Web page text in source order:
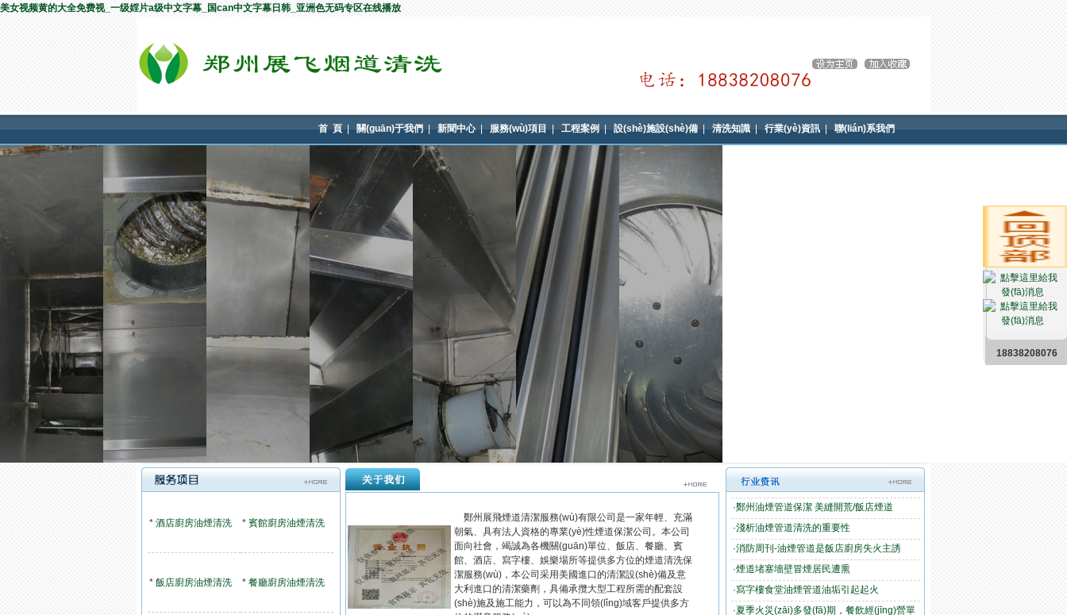
美女视频黄的大全免费视_一级婬片a级中文字幕_国can中文字幕日韩_亚洲色无码专区在线播放
首 頁 | 關(guān)于我們 | 新聞中心 | 服務(wù)項目 | 工程案例 | 設(shè)施設(shè)備 | 清洗知識 | 行業(yè)資訊 | 聯(lián)系我們
* 酒店廚房油煙清洗 * 賓館廚房油煙清洗
* 飯店廚房油煙清洗 * 餐廳廚房油煙清洗
鄭州展飛煙道清潔服務(wù)有限公司是一家年輕、充滿
朝氣、具有法人資格的專業(yè)性煙道保潔公司。本公司
面向社會，竭誠為各機關(guān)單位、飯店、餐廳、賓
館、酒店、寫字樓、娛樂場所等提供多方位的煙道清洗保
潔服務(wù)，本公司采用美國進口的清潔設(shè)備及意
大利進口的清潔藥劑，具備承攬大型工程所需的配套設
(shè)施及施工能力，可以為不同領(lǐng)域客戶提供多方
·鄭州油煙管道保潔 美縫開荒/飯店煙道
·淺析油煙管道清洗的重要性
·消防周刊-油煙管道是飯店廚房失火主誘
·煙道堵塞墻壁冒煙居民遭熏
·寫字樓食堂油煙管道油垢引起起火
·夏季火災(zāi)多發(fā)期，餐飲經(jīng)營單
18838208076